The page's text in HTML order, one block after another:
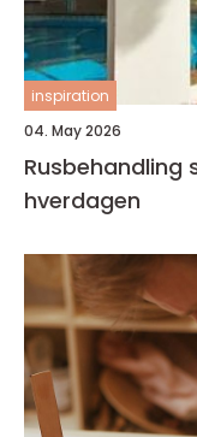
inspiration
04. May 2026
Rusbehandling
hverdagen